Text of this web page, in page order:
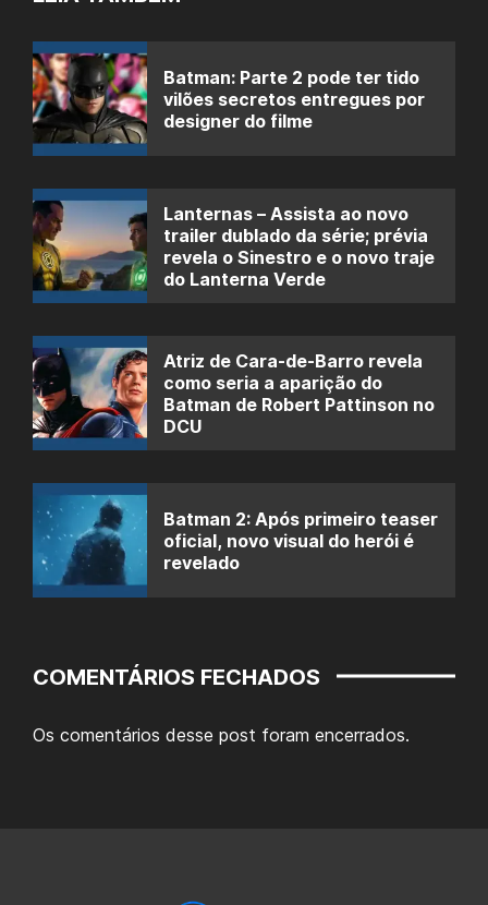
Batman: Parte 2 pode ter tido
vilões secretos entregues por
designer do filme
Lanternas – Assista ao novo
trailer dublado da série; prévia
revela o Sinestro e o novo traje
do Lanterna Verde
Atriz de Cara-de-Barro revela
como seria a aparição do
Batman de Robert Pattinson no
DCU
Batman 2: Após primeiro teaser
oficial, novo visual do herói é
revelado
COMENTÁRIOS FECHADOS
Os comentários desse post foram encerrados.